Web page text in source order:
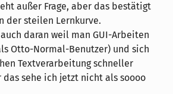
außer Frage, aber das bestätigt
der steilen Lernkurve.
daran weil man GUI-Arbeiten
Otto-Normal-Benutzer) und sich
Textverarbeitung schneller
sehe ich jetzt nicht als soooo